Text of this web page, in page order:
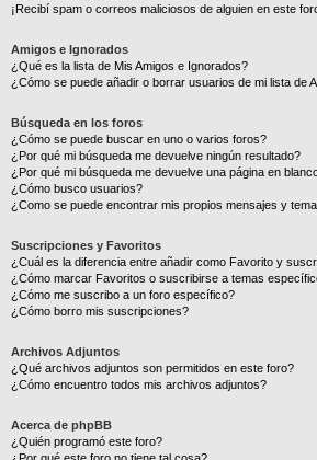
¡Recibí spam o correos maliciosos de alguien en este
Amigos e Ignorados
¿Qué es la lista de Mis Amigos e Ignorados?
¿Cómo se puede añadir o borrar usuarios de mi lista de
Búsqueda en los foros
¿Cómo se puede buscar en uno o varios foros?
¿Por qué mi búsqueda me devuelve ningún resultado?
¿Por qué mi búsqueda me devuelve una página en
¿Cómo busco usuarios?
¿Como se puede encontrar mis propios mensajes y
Suscripciones y Favoritos
¿Cuál es la diferencia entre añadir como Favorito y
¿Cómo marcar Favoritos o suscribirse a temas
¿Cómo me suscribo a un foro específico?
¿Cómo borro mis suscripciones?
Archivos Adjuntos
¿Qué archivos adjuntos son permitidos en este foro?
¿Cómo encuentro todos mis archivos adjuntos?
Acerca de phpBB
¿Quién programó este foro?